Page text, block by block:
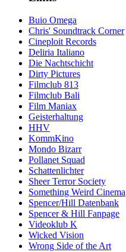
Buio Omega
Chris' Soundtrack Corner
Cineploit Records
Deliria Italiano
Die Nachtschicht
Dirty Pictures
Filmclub 813
Filmclub Bali
Film Maniax
Geisterhaltung
HHV
KommKino
Mondo Bizarr
Pollanet Squad
Schattenlichter
Sheer Terror Society
Something Weird Cinema
Spencer/Hill Datenbank
Spencer & Hill Fanpage
Videoklub K
Wicked Vision
Wrong Side of the Art